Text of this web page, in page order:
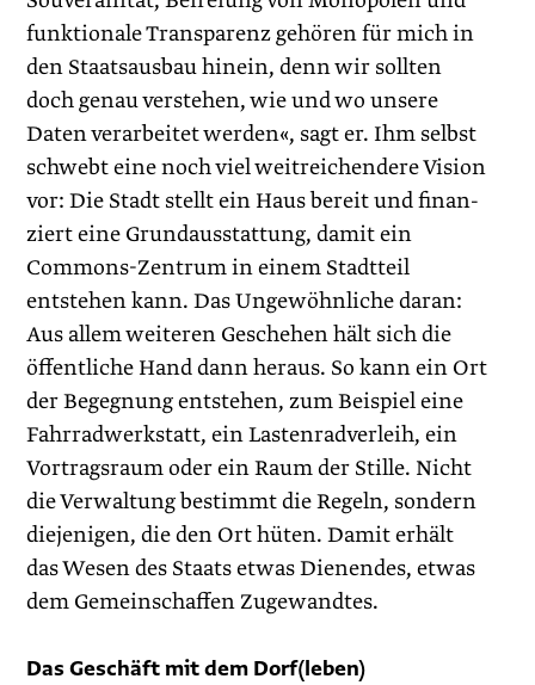
funktionale Transparenz gehören für mich in
den Staatsausbau hinein, denn wir sollten
doch genau verstehen, wie und wo unsere
Daten verarbeitet werden«, sagt er. Ihm selbst
schwebt eine noch viel weitreichendere Vision
vor: Die Stadt stellt ein Haus bereit und finan­
ziert eine Grundausstattung, damit ein
Commons-Zentrum in einem Stadtteil
entstehen kann. Das Ungewöhnliche daran:
Aus allem weiteren Geschehen hält sich die
öffentliche Hand dann heraus. So kann ein Ort
der Begegnung entstehen, zum Beispiel eine
Fahrradwerkstatt, ein Lastenradverleih, ein
Vortragsraum oder ein Raum der Stille. Nicht
die Verwaltung bestimmt die Regeln, sondern
diejenigen, die den Ort hüten. Damit erhält
das Wesen des Staats etwas Dienendes, etwas
dem Gemeinschaffen Zugewandtes.
Das Geschäft mit dem Dorf(leben)